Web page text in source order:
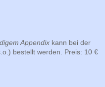
Appendix kann bei der
bestellt werden. Preis: 10 €